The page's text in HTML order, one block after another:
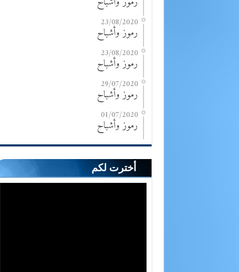
23/08/2020
رموز وأشباح
23/08/2020
رموز وأشباح
29/07/2020
رموز وأشباح
01/07/2020
رموز وأشباح
أخترت لكم